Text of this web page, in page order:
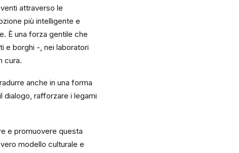
attraverso le
più intelligente e
È una forza gentile che
e borghi -, nei laboratori
cura.
anche in una forma
dialogo, rafforzare i legami
e promuovere questa
modello culturale e